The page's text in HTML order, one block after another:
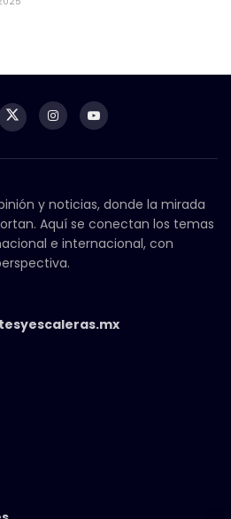
y noticias, donde la mirada
Aquí se conectan los temas
e internacional, con